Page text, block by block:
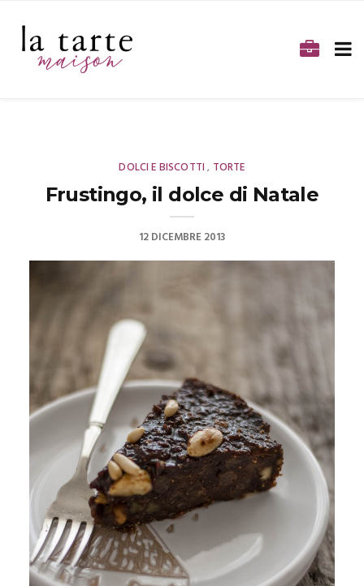
DOLCI E BISCOTTI , TORTE
Frustingo, il dolce di Natale
12 DICEMBRE 2013